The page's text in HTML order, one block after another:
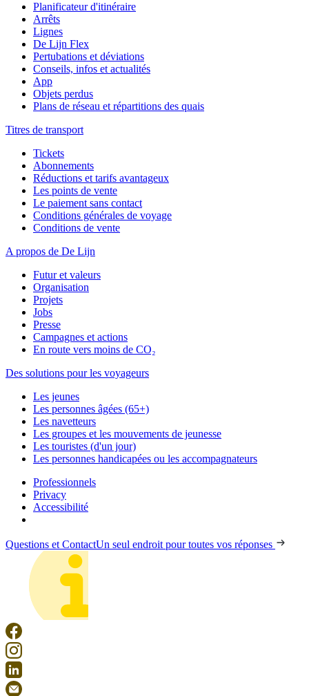
Planificateur d'itinéraire
Arrêts
Lignes
De Lijn Flex
Pertubations et déviations
Conseils, infos et actualités
App
Objets perdus
Plans de réseau et répartitions des quais
Titres de transport
Tickets
Abonnements
Réductions et tarifs avantageux
Les points de vente
Le paiement sans contact
Conditions générales de voyage
Conditions de vente
A propos de De Lijn
Futur et valeurs
Organisation
Projets
Jobs
Presse
Campagnes et actions
En route vers moins de CO₂
Des solutions pour les voyageurs
Les jeunes
Les personnes âgées (65+)
Les navetteurs
Les groupes et les mouvements de jeunesse
Les touristes (d'un jour)
Les personnes handicapées ou les accompagnateurs
Professionnels
Privacy
Accessibilité
Questions et ContactUn seul endroit pour toutes vos réponses